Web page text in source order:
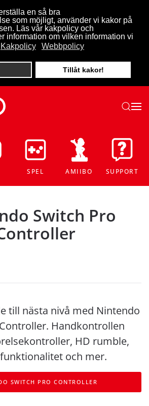
en så bra
som möjligt, använder vi kakor på
Läs vår kakpolicy och
information om vilken information vi
Kakpolicy Webbpolicy
Tillåt kakor!
SPEL AMIIBO SUPPORT
Switch Pro
till nästa nivå med Nintendo
Handkontrollen
HD rumble,
och mer.
SWITCH PRO CONTROLLER